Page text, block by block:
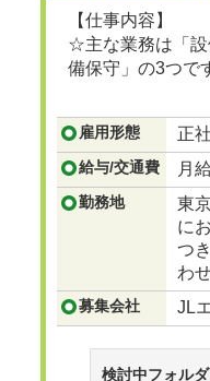
【仕事内容】
☆主な業務は「設
備保守」の3つで
...つづきを見
雇用形態 正
給与/交通費 月
勤務地
東
に
つ
わ
募集会社 JL
検討中フォル